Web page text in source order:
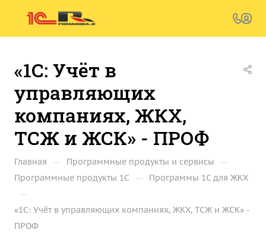
«1С: Учёт в
управляющих
компаниях, ЖКХ,
ТСЖ и ЖСК» - ПРОФ
Главная — Программные продукты и сервисы —
Программные продукты 1С — Программы 1С для ЖКХ
—
«1С: Учёт в управляющих компаниях, ЖКХ, ТСЖ и ЖСК» -
ПРОФ